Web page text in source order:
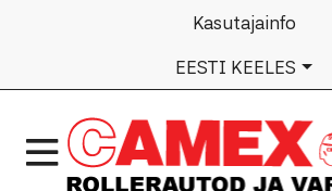
Kasutajainfo
VALI KEEL
EESTI KEELES